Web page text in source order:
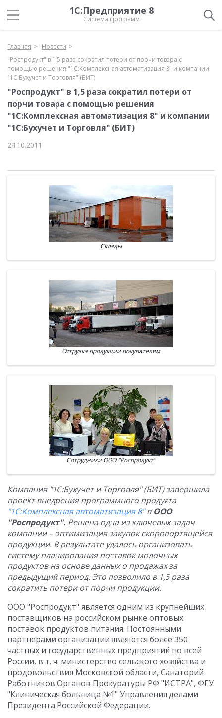
1С:Предприятие 8
Система программ
Главная
Новости
"Роспродукт" в 1,5 раза сократил потери от порчи товара с
помощью решения "1С:Комплексная автоматизация 8" и компании
"1С:Бухучет и Торговля" (БИТ)
"Роспродукт" в 1,5 раза сократил потери от
порчи товара с помощью решения
"1С:Комплексная автоматизация 8" и компании
"1С:Бухучет и Торговля" (БИТ)
24.10.2011
Склады
Отгрузка продукции покупателям
Сотрудники ООО "Роспродукт"
Компания "1С:Бухучет и Торговля" (БИТ) завершила
проект внедрения программного продукта
"1С:Комплексная автоматизация 8"в ООО
"Роспродукт". Решена одна из ключевых задач
компании – оптимизация закупок скоропортящейся
продукции. В результате удалось организовать
систему планирования поставок молочных
продуктов на основе данных о продажах за
предыдущий период. Это позволило в 1,5 раза
сократить потери от порчи продукции.
ООО "Роспродукт" является одним из крупнейших
поставщиков на российском рынке оптовых
поставок продуктов питания. Постоянными
партнерами организации являются более 350
частных и государственных предприятий по всей
России, в т. ч. министерство сельского хозяйства и
продовольствия Московской области, Санаторий
Работников Органов Прокуратуры РФ "ИСТРА", ФГУ
"Клиническая больница №1" Управления делами
Президента Российской Федерации.